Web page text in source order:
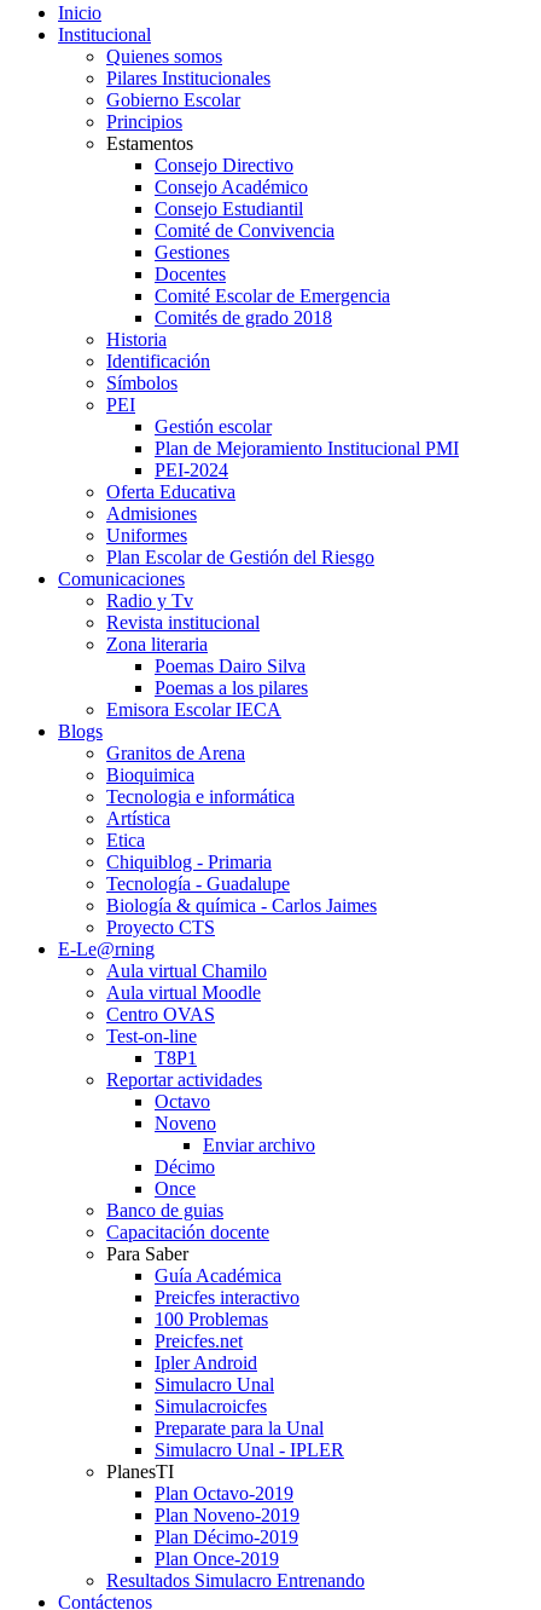
Inicio
Institucional
Quienes somos
Pilares Institucionales
Gobierno Escolar
Principios
Estamentos
Consejo Directivo
Consejo Académico
Consejo Estudiantil
Comité de Convivencia
Gestiones
Docentes
Comité Escolar de Emergencia
Comités de grado 2018
Historia
Identificación
Símbolos
PEI
Gestión escolar
Plan de Mejoramiento Institucional PMI
PEI-2024
Oferta Educativa
Admisiones
Uniformes
Plan Escolar de Gestión del Riesgo
Comunicaciones
Radio y Tv
Revista institucional
Zona literaria
Poemas Dairo Silva
Poemas a los pilares
Emisora Escolar IECA
Blogs
Granitos de Arena
Bioquimica
Tecnologia e informática
Artística
Etica
Chiquiblog - Primaria
Tecnología - Guadalupe
Biología & química - Carlos Jaimes
Proyecto CTS
E-Le@rning
Aula virtual Chamilo
Aula virtual Moodle
Centro OVAS
Test-on-line
T8P1
Reportar actividades
Octavo
Noveno
Enviar archivo
Décimo
Once
Banco de guias
Capacitación docente
Para Saber
Guía Académica
Preicfes interactivo
100 Problemas
Preicfes.net
Ipler Android
Simulacro Unal
Simulacroicfes
Preparate para la Unal
Simulacro Unal - IPLER
PlanesTI
Plan Octavo-2019
Plan Noveno-2019
Plan Décimo-2019
Plan Once-2019
Resultados Simulacro Entrenando
Contáctenos